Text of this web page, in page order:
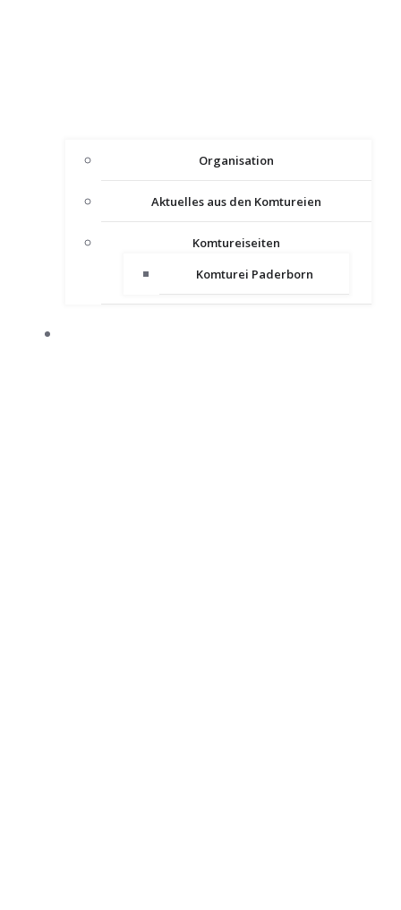
Organisation
Aktuelles aus den Komtureien
Komtureiseiten
Komturei Paderborn